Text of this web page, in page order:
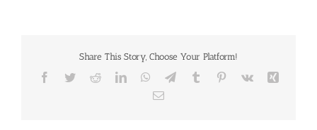
Share This Story, Choose Your Platform!
Facebook
TwitterRedditLinkedInWhatsApp
TelegramTumblr Pinterest
Vk
Correo